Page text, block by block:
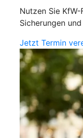
Nutzen Sie
Sicherungen
Jetzt Termin